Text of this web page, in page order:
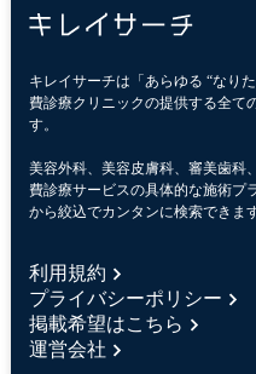
キレイサーチは「あらゆる “なり
費診療クリニックの提供する全て
す。
美容外科、美容皮膚科、審美歯科
費診療サービスの具体的な施術プ
から絞込でカンタンに検索できます
利用規約
プライバシーポリシー
掲載希望はこちら
運営会社